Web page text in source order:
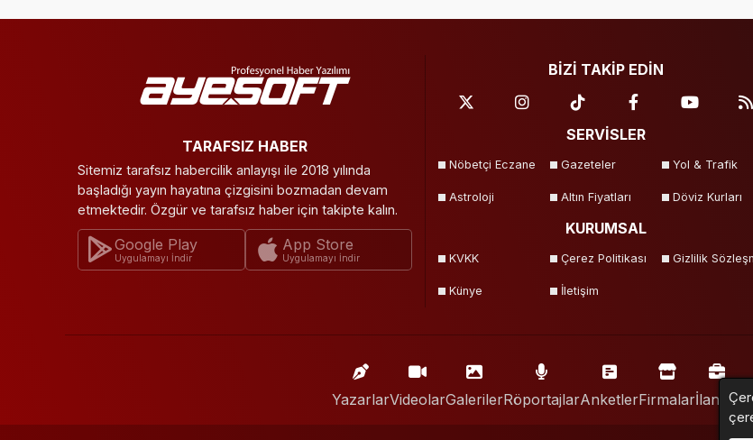
TARAFSIZ HABER
Sitemiz tarafsız habercilik anlayışı ile 2018 yılında
başladığı yayın hayatına çizgisini bozmadan devam
etmektedir. Özgür ve tarafsız haber için takipte kalın.
Google Play
Uygulamayı İndir
App Store
Uygulamayı İndir
BİZİ TAKİP EDİN
SERVİSLER
Nöbetçi Eczane Gazeteler Yol & Trafik
Astroloji Altın Fiyatları Döviz Kurları
KURUMSAL
KVKK Çerez Politikası Gizlilik
Künye İletişim
YazarlarVideolarGalerilerRöportajlarAnketlerFirmalarİlanlar